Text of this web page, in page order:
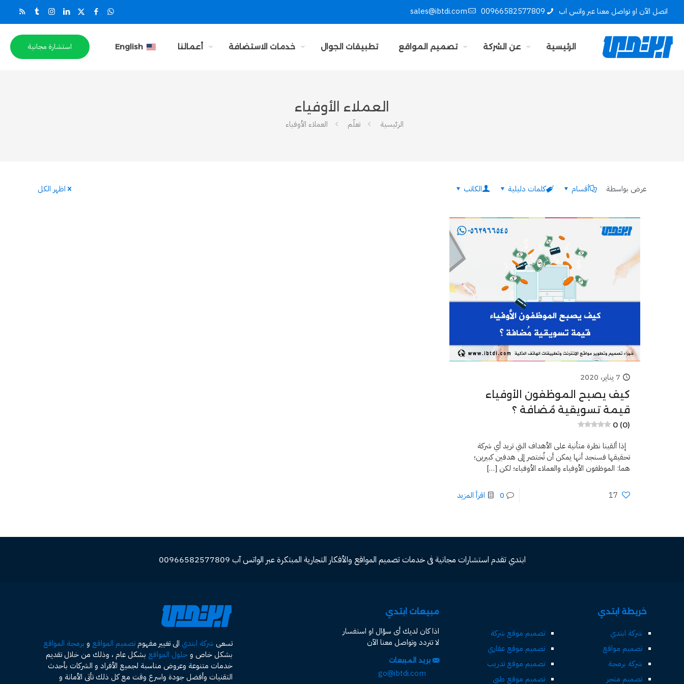
اتصل الآن او تواصل معنا عبر واتس اب 00966582577809
sales@ibtdi.com
الرئيسية عن الشركة تصميم المواقع تطبيقات الجوال خدمات الاستضافة أعمالنا English استشارة مجانية
العملاء الأوفياء
الرئيسية تعلّم العملاء الأوفياء
عرض بواسطة أقسام كلمات دليلية الكاتب اظهر الكل
7 يناير، 2020
كيف يصبح الموظفون الأوفياء
قيمة تسويقية مُضافة ؟
0 (0)
إذا ألقينا نظرة متأنية على الأهداف التي تريد أي شركة
تحقيقها فسنجد أنها يمكن أن تُختصر إلى هدفين كبيرين؛
هما: الموظفون الأوفياء والعملاء الأوفياء؛ لكن […]
17
0 اقرأ المزيد
ابتدي تقدم استشارات مجانية فى خدمات تصميم المواقع والأفكار التجارية المبتكرة عبر الواتس آب 00966582577809
خريطة ابتدي
شركة ابتدي
تصميم مواقع
شركة برمجة
تصميم متجر
تصميم موقع شركة
تصميم موقع عقاري
تصميم موقع تدريب
تصميم موقع طبي
مبيعات ابتدي
اذا كان لديك أى سؤال او استفسار
لا تتردد وتواصل معنا الآن
بريد المبيعات
go@ibtdi.com
تسعى شركة ابتدي الى تغيير مفهومتصميم المواقع و برمجة المواقع
بشكل خاص وحلول المواقع بشكل عام ، وذلك من خلال تقديم
خدمات متنوعة وعروض مناسبة لجميع الأفراد و الشركات بأحدث
التقنيات وأفضل جودة واسرع وقت مع كل ذلك تأتى الأمانة و